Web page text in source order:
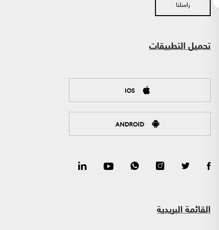
راسلنا
تحميل التطبيقات
IOS
ANDROID
القائمة البريدية